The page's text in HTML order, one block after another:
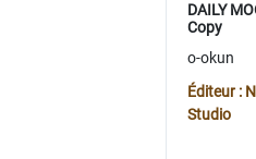
DAILY
Copy
o-okun
Éditeur :
Studio